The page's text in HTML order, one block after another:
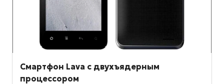
Смартфон Lava с двухъядерным
процессором